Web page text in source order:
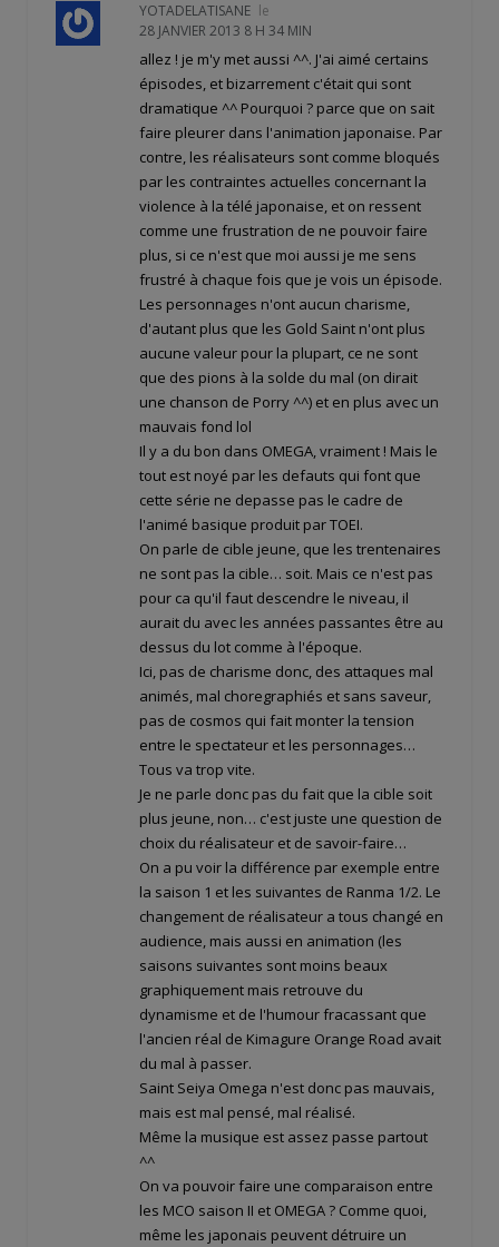
YOTADELATISANE le
28 JANVIER 2013 8 H 34 MIN
allez ! je m'y met aussi ^^. J'ai aimé certains
épisodes, et bizarrement c'était qui sont
dramatique ^^ Pourquoi ? parce que on sait
faire pleurer dans l'animation japonaise. Par
contre, les réalisateurs sont comme bloqués
par les contraintes actuelles concernant la
violence à la télé japonaise, et on ressent
comme une frustration de ne pouvoir faire
plus, si ce n'est que moi aussi je me sens
frustré à chaque fois que je vois un épisode.
Les personnages n'ont aucun charisme,
d'autant plus que les Gold Saint n'ont plus
aucune valeur pour la plupart, ce ne sont
que des pions à la solde du mal (on dirait
une chanson de Porry ^^) et en plus avec un
mauvais fond lol
Il y a du bon dans OMEGA, vraiment ! Mais le
tout est noyé par les defauts qui font que
cette série ne depasse pas le cadre de
l'animé basique produit par TOEI.
On parle de cible jeune, que les trentenaires
ne sont pas la cible… soit. Mais ce n'est pas
pour ca qu'il faut descendre le niveau, il
aurait du avec les années passantes être au
dessus du lot comme à l'époque.
Ici, pas de charisme donc, des attaques mal
animés, mal choregraphiés et sans saveur,
pas de cosmos qui fait monter la tension
entre le spectateur et les personnages…
Tous va trop vite.
Je ne parle donc pas du fait que la cible soit
plus jeune, non… c'est juste une question de
choix du réalisateur et de savoir-faire…
On a pu voir la différence par exemple entre
la saison 1 et les suivantes de Ranma 1/2. Le
changement de réalisateur a tous changé en
audience, mais aussi en animation (les
saisons suivantes sont moins beaux
graphiquement mais retrouve du
dynamisme et de l'humour fracassant que
l'ancien réal de Kimagure Orange Road avait
du mal à passer.
Saint Seiya Omega n'est donc pas mauvais,
mais est mal pensé, mal réalisé.
Même la musique est assez passe partout
^^
On va pouvoir faire une comparaison entre
les MCO saison II et OMEGA ? Comme quoi,
même les japonais peuvent détruire un